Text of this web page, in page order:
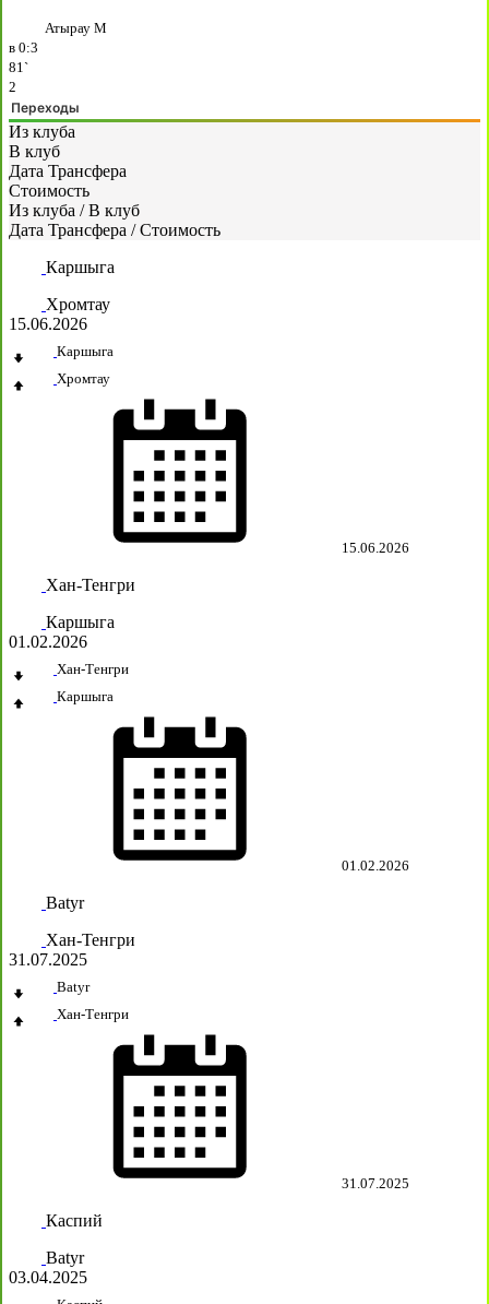
Атырау М
в 0:3
81`
2
Переходы
Из клуба
В клуб
Дата Трансфера
Стоимость
Из клуба / В клуб
Дата Трансфера / Стоимость
Каршыга
Хромтау
15.06.2026
Каршыга
Хромтау
15.06.2026
Хан-Тенгри
Каршыга
01.02.2026
Хан-Тенгри
Каршыга
01.02.2026
Batyr
Хан-Тенгри
31.07.2025
Batyr
Хан-Тенгри
31.07.2025
Каспий
Batyr
03.04.2025